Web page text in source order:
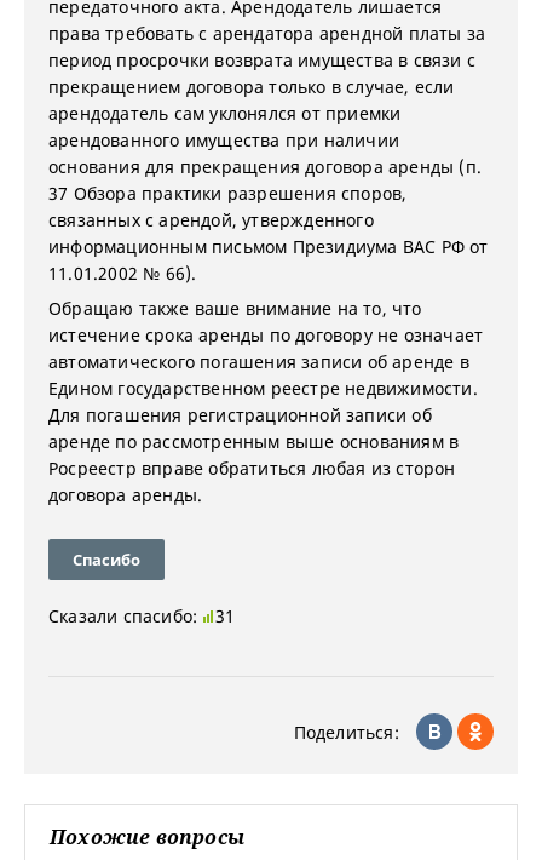
передаточного акта. Арендодатель лишается
права требовать с арендатора арендной платы за
период просрочки возврата имущества в связи с
прекращением договора только в случае, если
арендодатель сам уклонялся от приемки
арендованного имущества при наличии
основания для прекращения договора аренды (п.
37 Обзора практики разрешения споров,
связанных с арендой, утвержденного
информационным письмом Президиума ВАС РФ от
11.01.2002 № 66).
Обращаю также ваше внимание на то, что
истечение срока аренды по договору не означает
автоматического погашения записи об аренде в
Едином государственном реестре недвижимости.
Для погашения регистрационной записи об
аренде по рассмотренным выше основаниям в
Росреестр вправе обратиться любая из сторон
договора аренды.
Спасибо
Сказали спасибо: 31
Поделиться:
Похожие вопросы